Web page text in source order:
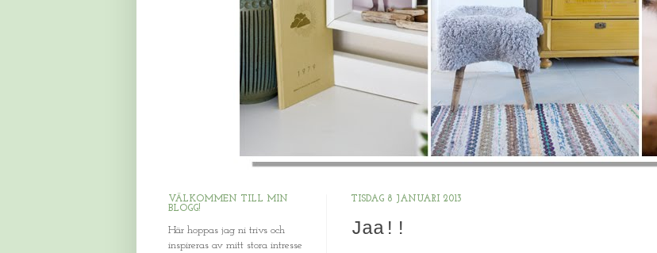
TISDAG 8 JANUARI 2013
Jaa!!
VÄLKOMMEN TILL MIN
BLOGG!
Här hoppas jag ni trivs och
inspireras av mitt stora intresse